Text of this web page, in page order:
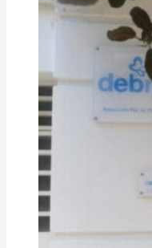
Centro
de
Salud
La